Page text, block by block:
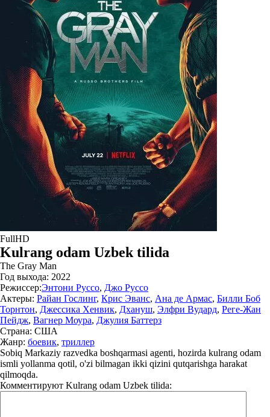
FullHD
Kulrang odam Uzbek tilida
The Gray Man
Год выхода: 2022
Режиссер:Энтони Руссо, Джо Руссо
Актеры: Райан Гослинг, Крис Эванс, Ана де Армас, Билли Боб
Торнтон, Джессика Хенвик, Дхануш, Элфри Вудард, Реге-Жан
Пейдж, Вагнер Моура, Джулия Баттерз
Страна: США
Жанр: боевик, триллер
Sobiq Markaziy razvedka boshqarmasi agenti, hozirda kulrang odam
ismli yollanma qotil, o'zi bilmagan ikki qizini qutqarishga harakat
qilmoqda.
Комментируют Kulrang odam Uzbek tilida: